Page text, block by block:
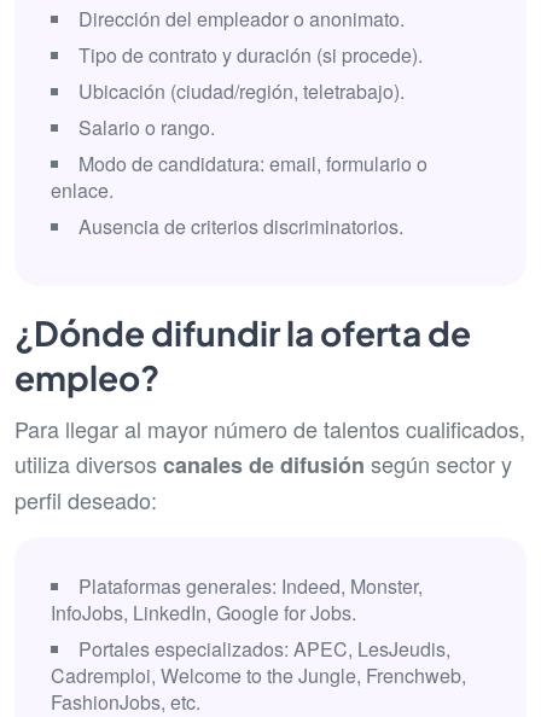
Dirección del empleador o anonimato.
Tipo de contrato y duración (si procede).
Ubicación (ciudad/región, teletrabajo).
Salario o rango.
Modo de candidatura: email, formulario o
enlace.
Ausencia de criterios discriminatorios.
¿Dónde difundir la oferta de
empleo?
Para llegar al mayor número de talentos cualificados,
utiliza diversos canales de difusión según sector y
perfil deseado:
Plataformas generales: Indeed, Monster,
InfoJobs, LinkedIn, Google for Jobs.
Portales especializados: APEC, LesJeudis,
Cadremploi, Welcome to the Jungle, Frenchweb,
FashionJobs, etc.